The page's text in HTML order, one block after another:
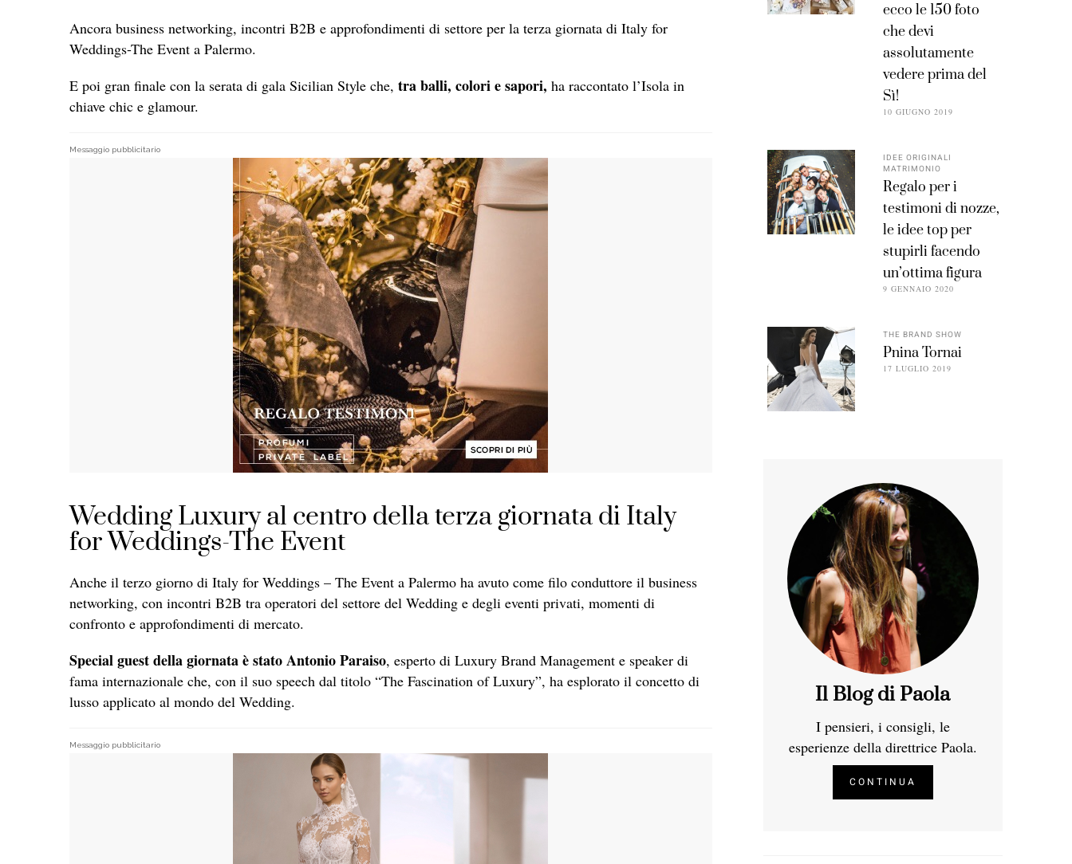
Ancora business networking, incontri B2B e approfondimenti di settore per la terza giornata di Italy for
Weddings-The Event a Palermo.
E poi gran finale con la serata di gala Sicilian Style che, tra balli, colori e sapori, ha raccontato l’Isola in
chiave chic e glamour.
Messaggio pubblicitario
Wedding Luxury al centro della terza giornata di Italy
for Weddings-The Event
Anche il terzo giorno di Italy for Weddings – The Event a Palermo ha avuto come filo conduttore il business
networking, con incontri B2B tra operatori del settore del Wedding e degli eventi privati, momenti di
confronto e approfondimenti di mercato.
Special guest della giornata è stato Antonio Paraiso, esperto di Luxury Brand Management e speaker di
fama internazionale che, con il suo speech dal titolo “The Fascination of Luxury”, ha esplorato il concetto di
lusso applicato al mondo del Wedding.
Messaggio pubblicitario
ecco le 150 foto
che devi
assolutamente
vedere prima del
Sì!
10 GIUGNO 2019
IDEE ORIGINALI
MATRIMONIO
Regalo per i
testimoni di nozze,
le idee top per
stupirli facendo
un’ottima figura
9 GENNAIO 2020
THE BRAND SHOW
Pnina Tornai
17 LUGLIO 2019
Il Blog di Paola
I pensieri, i consigli, le
esperienze della direttrice Paola.
CONTINUA